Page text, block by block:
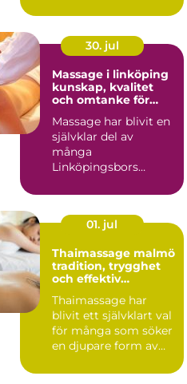
30. jul
Massage i linköping
kunskap, kvalitet
och omtanke för
Massage har blivit en
självklar del av
många
Linköpingsbors
hjälp för spända axl...
01. jul
Thaimassage malmö
tradition, trygghet
och effektiv
Thaimassage har
blivit ett självklart val
för många som söker
en djupare form av
smä...